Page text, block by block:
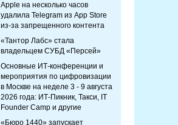
Apple на несколько часов
удалила Telegram из App Store
из-за запрещенного контента
«Тантор Лабс» стала
владельцем СУБД «Персей»
Основные ИТ-конференции и
мероприятия по цифровизации
в Москве на неделе 3 - 9 августа
2026 года: ИТ-Пикник, Такси, IT
Founder Camp и другие
«Бюро 1440» запускает